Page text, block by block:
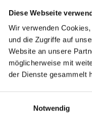
Diese Webseite
Wir verwenden
und die Zugriffe auf
Website an unsere
möglicherweise mit
der Dienste gesammelt
Notwendig
Bewegung. Das
Jahren immer mehr
Inhaber aus der
nun ins
Damit
HR-kritische Fragen,
Chancen für
wie drei